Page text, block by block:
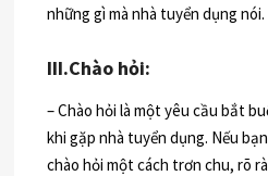
những gì mà nhà tuyển dụng nói.
III.Chào hỏi:
– Chào hỏi là một yêu cầu bắt
khi gặp nhà tuyển dụng. Nếu
chào hỏi một cách trơn chu, rõ